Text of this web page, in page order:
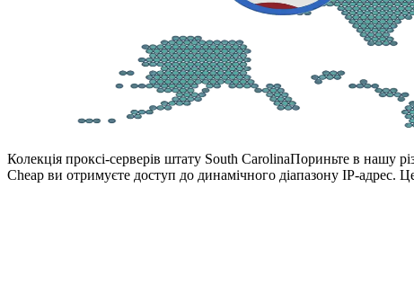
Колекція проксі-серверів штату South CarolinaПориньте в нашу
Cheap ви отримуєте доступ до динамічного діапазону IP-адрес.